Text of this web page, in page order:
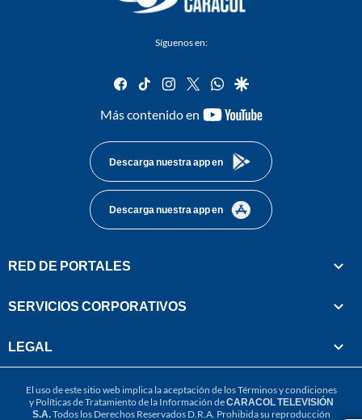
Síguenos en:
facebook
tiktok instagram
twitterwhatsapp
google
Más contenido en
youtube-
Descarga nuestra app en
Descarga nuestra app en
RED DE PORTALES
SERVICIOS CORPORATIVOS
LEGAL
El uso de este sitio web implica la aceptación de losTérminos y condiciones
y Políticas de Tratamiento de la Información deCARACOL TELEVISIÓN
S.A.Todos los Derechos Reservados D.R.A. Prohibida su reproducción